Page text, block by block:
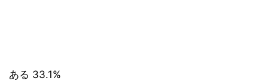
ある 33.1%